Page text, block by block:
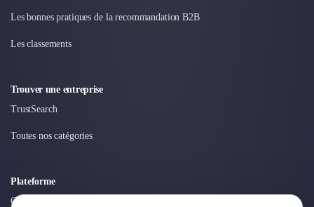
Les bonnes pratiques de la recommandation B2B
Les classements
Trouver une entreprise
TrustSearch
Toutes nos catégories
Plateforme
Connexion